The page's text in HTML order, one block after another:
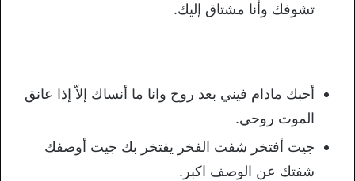
تشوفك وأنا مشتاق إليك.
أحبك مادام فيني بعد روح وانا ما أنساك إلاّ إذا عانق
الموت روحي.
جيت أفتخر شفت الفخر يفتخر بك جيت أوصفك
شفتك عن الوصف اكبر.